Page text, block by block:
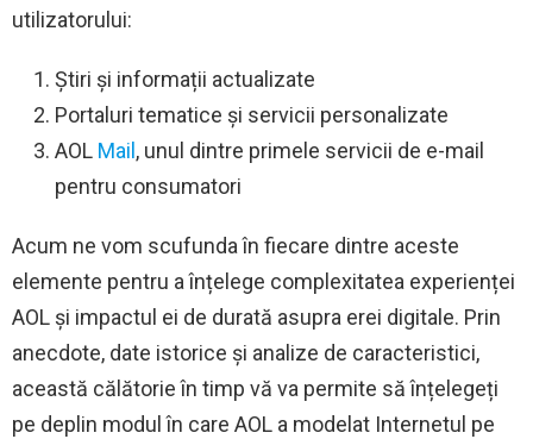
utilizatorului:
Știri și informații actualizate
Portaluri tematice și servicii personalizate
AOL Mail , unul dintre primele servicii de e-mail
pentru consumatori
Acum ne vom scufunda în fiecare dintre aceste
elemente pentru a înțelege complexitatea experienței
AOL și impactul ei de durată asupra erei digitale. Prin
anecdote, date istorice și analize de caracteristici,
această călătorie în timp vă va permite să înțelegeți
pe deplin modul în care AOL a modelat Internetul pe